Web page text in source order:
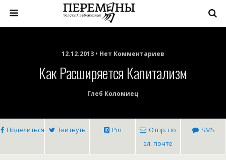
12.12.2013 • Нет Комментариев
Как Расширяется Капитализм
Глеб Коломиец
Поделиться Твитнуть Pin
Отпр. по
эл. почте
SMS